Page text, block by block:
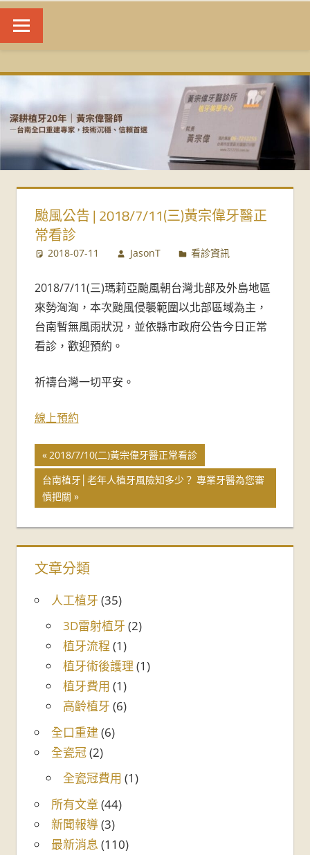
台
南
植
牙
|
黃
宗
偉
牙
台
南
牙
醫
颱風公告 | 2018/7/11(三)黃宗偉牙醫正
常看診
2018-07-11 JasonT 看診資訊
2018/7/11(三)瑪莉亞颱風朝台灣北部及外島地區
來勢洶洶，本次颱風侵襲範圍以北部區域為主，
台南暫無風雨狀況，並依縣市政府公告今日正常
看診，歡迎預約。
祈禱台灣一切平安。
線上預約
2018/7/10(二)黃宗偉牙醫正常看診
台南植牙│老年人植牙風險知多少？ 專業牙醫為您審
慎把關
文章分類
人工植牙 (35)
3D雷射植牙 (2)
植牙流程 (1)
植牙術後護理 (1)
植牙費用 (1)
高齡植牙 (6)
全口重建 (6)
全瓷冠(2)
全瓷冠費用 (1)
所有文章(44)
新聞報導(3)
最新消息 (110)